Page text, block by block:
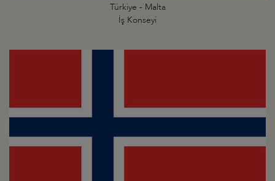
Türkiye - Malta
İş Konseyi